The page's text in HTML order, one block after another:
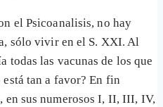
el Psicoanalisis, no hay
sólo vivir en el S. XXI. Al
todas las vacunas de los que
está tan a favor? En fin
en sus numerosos I, II, III, IV,